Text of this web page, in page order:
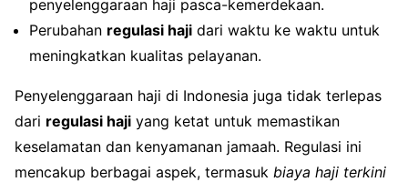
penyelenggaraan haji pasca-kemerdekaan.
Perubahan regulasi haji dari waktu ke waktu untuk
meningkatkan kualitas pelayanan.
Penyelenggaraan haji di Indonesia juga tidak terlepas
dari regulasi haji yang ketat untuk memastikan
keselamatan dan kenyamanan jamaah. Regulasi ini
mencakup berbagai aspek, termasuk biaya haji terkini